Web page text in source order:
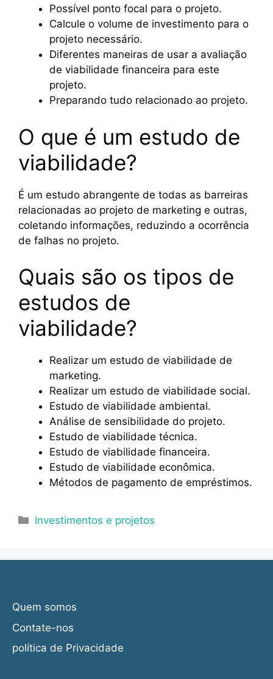
Possível ponto focal para o projeto.
Calcule o volume de investimento para o
projeto necessário.
Diferentes maneiras de usar a avaliação
de viabilidade financeira para este
projeto.
Preparando tudo relacionado ao projeto.
O que é um estudo de
viabilidade?
É um estudo abrangente de todas as barreiras
relacionadas ao projeto de marketing e outras,
coletando informações, reduzindo a ocorrência
de falhas no projeto.
Quais são os tipos de
estudos de
viabilidade?
Realizar um estudo de viabilidade de
marketing.
Realizar um estudo de viabilidade social.
Estudo de viabilidade ambiental.
Análise de sensibilidade do projeto.
Estudo de viabilidade técnica.
Estudo de viabilidade financeira.
Estudo de viabilidade econômica.
Métodos de pagamento de empréstimos.
Categorias
Investimentos e projetos
Quem somos
Contate-nos
política de Privacidade